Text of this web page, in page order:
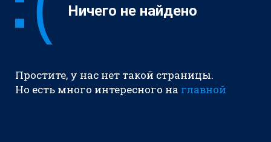
Ничего не найдено
Простите, у нас нет такой страницы.
Но есть много интересного на главной